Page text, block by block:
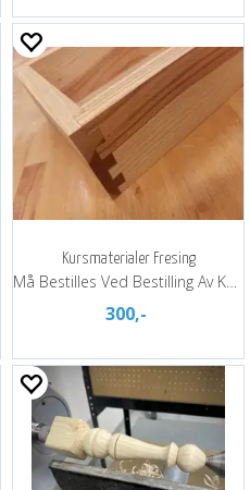
Kursmaterialer Fresing
Må Bestilles Ved Bestilling Av Kurs
300,-